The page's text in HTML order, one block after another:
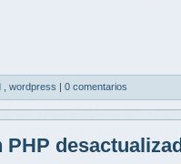
wordpress 0 comentarios